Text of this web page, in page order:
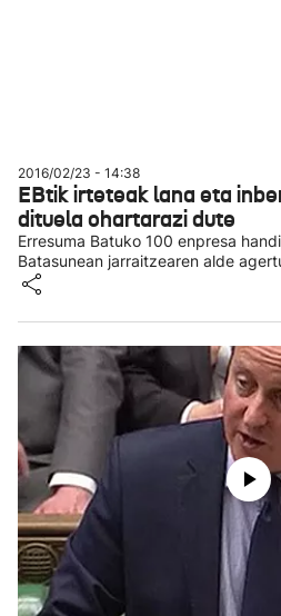
2016/02/23 - 14:38
EBtik irteteak lana eta
dituela ohartarazi dute
Erresuma Batuko 100 enpresa
Batasunean jarraitzearen alde